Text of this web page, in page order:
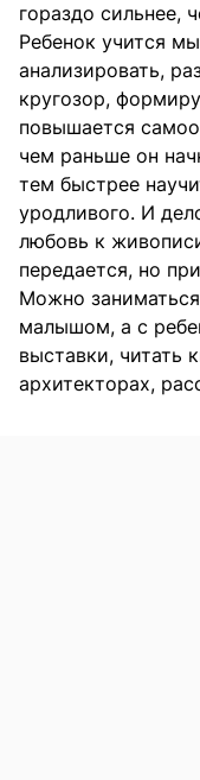
гораздо сильнее,
Ребенок учится
анализировать,
кругозор,
повышается
чем раньше он
тем быстрее
уродливого. И
любовь к
передается, но
Можно
малышом, а с
выставки, читать
архитекторах,